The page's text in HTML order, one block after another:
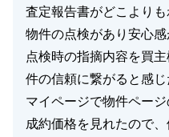
査定報告書がどこよりも
物件の点検があり安心感
点検時の指摘内容を買
件の信頼に繋がると感じ
マイページで物件ペー
成約価格を見れたので